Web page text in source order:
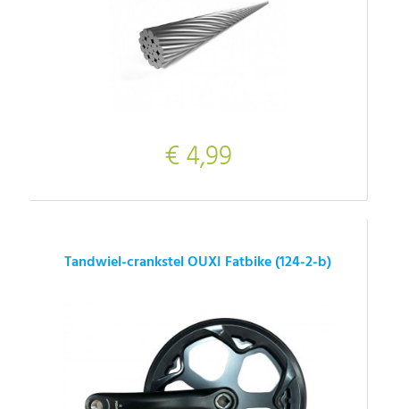
€ 4,99
Tandwiel-crankstel OUXI Fatbike (124-2-b)